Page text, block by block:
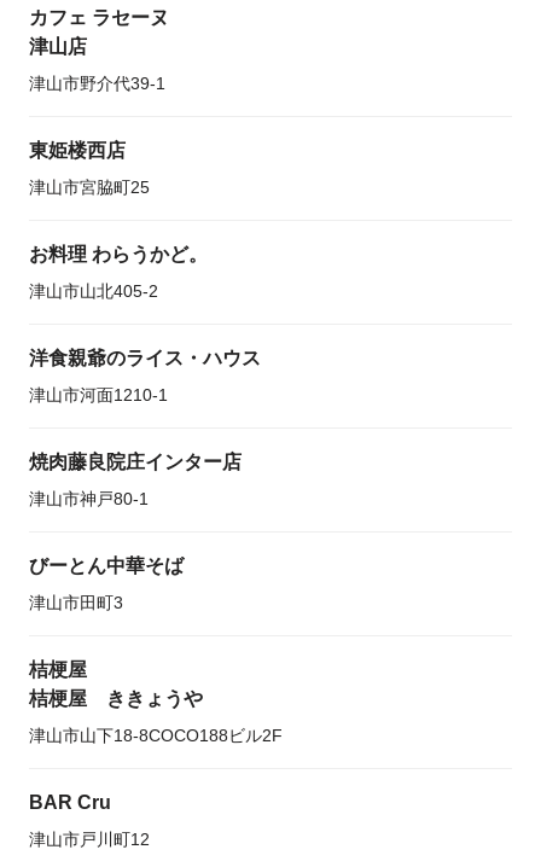
カフェ ラセーヌ
津山店
津山市野介代39-1
東姫楼西店
津山市宮脇町25
お料理 わらうかど。
津山市山北405-2
洋食親爺のライス・ハウス
津山市河面1210-1
焼肉藤良院庄インター店
津山市神戸80-1
びーとん中華そば
津山市田町3
桔梗屋
桔梗屋 ききょうや
津山市山下18-8COCO188ビル2F
BAR Cru
津山市戸川町12